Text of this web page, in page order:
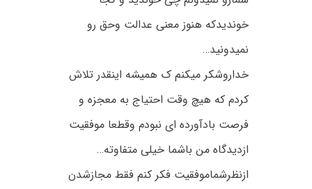
خوندیدکه هنوز معنی عدالت وحق رو
نمیدونید…
خداروشکر میکنم ک همیشه اینقدر تلاش
کردم که هیچ وقت احتیاج به معجزه و
فرصت بادآورده ای نبودم وقطعا موفقیت
ازدیدگاه من باشما خیلی متفاوته…
ازنظرشماموفقیت فکر کنم فقط مجازشدن